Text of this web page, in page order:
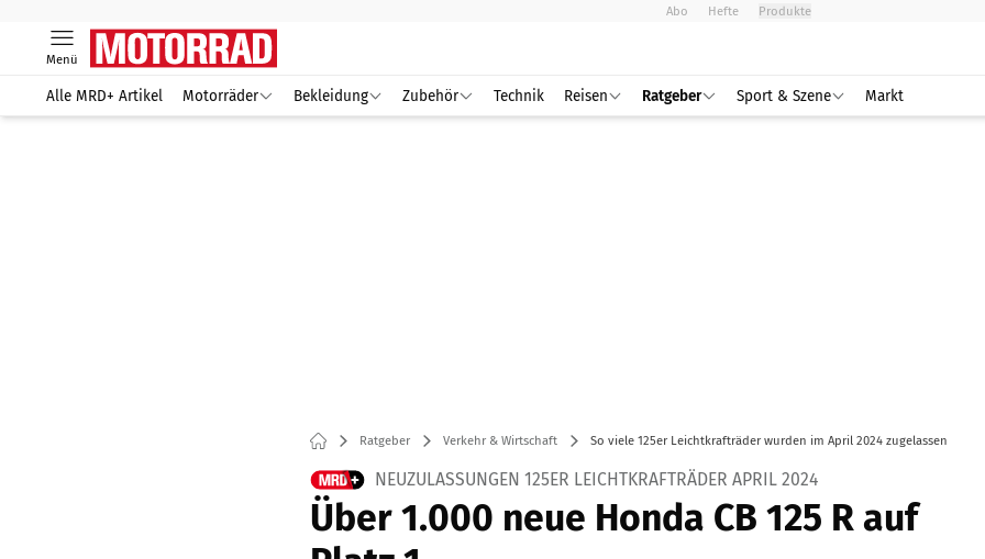
Abo Hefte Produkte
Menü
Alle MRD+ Artikel Motorräder Bekleidung Zubehör Technik Reisen Ratgeber Sport & Szene Markt
Ratgeber Verkehr & Wirtschaft So viele 125er Leichtkrafträder wurden im April 2024 zugelassen
NEUZULASSUNGEN 125ER LEICHTKRAFTRÄDER APRIL 2024
Über 1.000 neue Honda CB 125 R auf